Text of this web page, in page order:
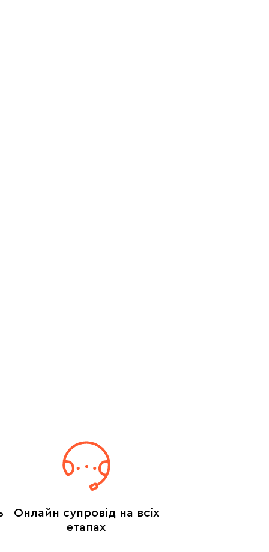
Онлайн супровід на всіх
етапах